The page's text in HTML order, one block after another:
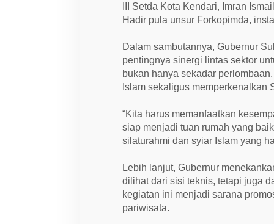
III Setda Kota Kendari, Imran
Hadir pula unsur Forkopimda,
Dalam sambutannya, Gubernur
pentingnya sinergi lintas sektor
bukan hanya sekadar
Islam sekaligus memperkenalkan
“Kita harus memanfaatkan
siap menjadi tuan rumah yang
silaturahmi dan syiar Islam yang
Lebih lanjut, Gubernur
dilihat dari sisi teknis, tetapi juga
kegiatan ini menjadi sarana
pariwisata.